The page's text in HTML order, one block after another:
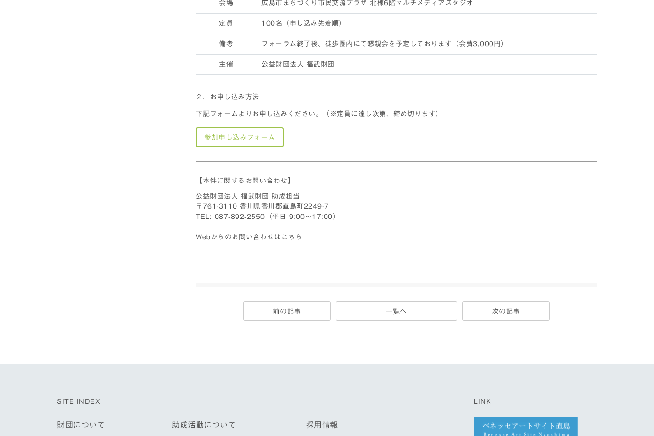
会場 広島市まちづくり市民交流プラザ 北棟6階マルチメディアスタジオ
定員 100名（申し込み先着順）
備考 フォーラム終了後、徒歩圏内にて懇親会を予定しております（会費3,000円）
主催 公益財団法人 福武財団
２．お申し込み方法
下記フォームよりお申し込みください。（※定員に達し次第、締め切ります）
参加申し込みフォーム
【本件に関するお問い合わせ】
公益財団法人 福武財団 助成担当
〒761-3110 香川県香川郡直島町2249-7
TEL: 087-892-2550（平日 9:00～17:00）
Webからのお問い合わせは こちら
前の記事 一覧へ 次の記事
SITE INDEX
財団について 助成活動について 採用情報
LINK